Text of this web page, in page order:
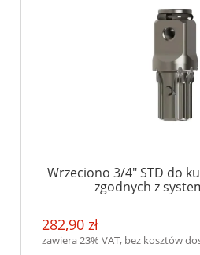
Wrzeciono 3/4" STD do
zgodnych z
282,90 zł
zawiera 23% VAT, bez kosztów